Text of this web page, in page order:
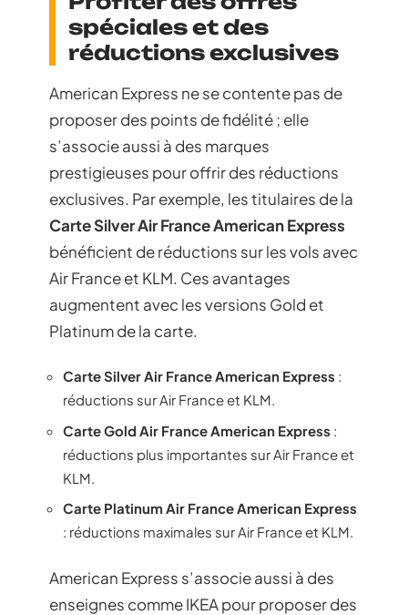
spéciales et des
réductions exclusives
American Express ne se contente pas de
proposer des points de fidélité ; elle
s’associe aussi à des marques
prestigieuses pour offrir des réductions
exclusives. Par exemple, les titulaires de la
Carte Silver Air France American Express
bénéficient de réductions sur les vols avec
Air France et KLM. Ces avantages
augmentent avec les versions Gold et
Platinum de la carte.
Carte Silver Air France American Express :
réductions sur Air France et KLM.
Carte Gold Air France American Express :
réductions plus importantes sur Air France et
KLM.
Carte Platinum Air France American Express
: réductions maximales sur Air France et KLM.
American Express s’associe aussi à des
enseignes comme IKEA pour proposer des